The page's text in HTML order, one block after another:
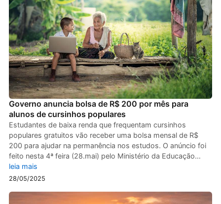
Governo anuncia bolsa de R$ 200 por mês para
alunos de cursinhos populares
Estudantes de baixa renda que frequentam cursinhos
populares gratuitos vão receber uma bolsa mensal de R$
200 para ajudar na permanência nos estudos. O anúncio foi
feito nesta 4ª feira (28.mai) pelo Ministério da Educação…
leia mais
28/05/2025